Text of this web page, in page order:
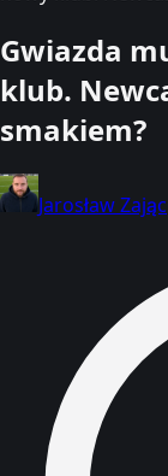
Gwiazda
klub.
smakiem?
Jarosław Zając